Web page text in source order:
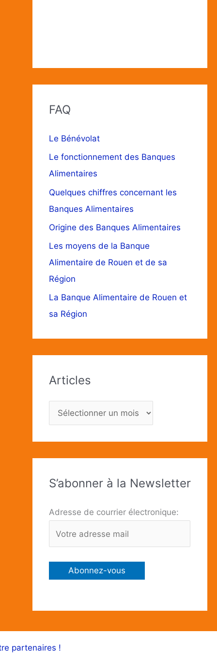
FAQ
Le Bénévolat
Le fonctionnement des Banques
Alimentaires
Quelques chiffres concernant les
Banques Alimentaires
Origine des Banques Alimentaires
Les moyens de la Banque
Alimentaire de Rouen et de sa
Région
La Banque Alimentaire de Rouen et
sa Région
Articles
S’abonner à la Newsletter
Adresse de courrier électronique:
partenaires !